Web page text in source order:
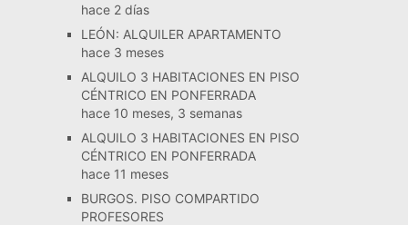
hace 2 días
LEÓN: ALQUILER APARTAMENTO
hace 3 meses
ALQUILO 3 HABITACIONES EN PISO
CÉNTRICO EN PONFERRADA
hace 10 meses, 3 semanas
ALQUILO 3 HABITACIONES EN PISO
CÉNTRICO EN PONFERRADA
hace 11 meses
BURGOS. PISO COMPARTIDO
PROFESORES